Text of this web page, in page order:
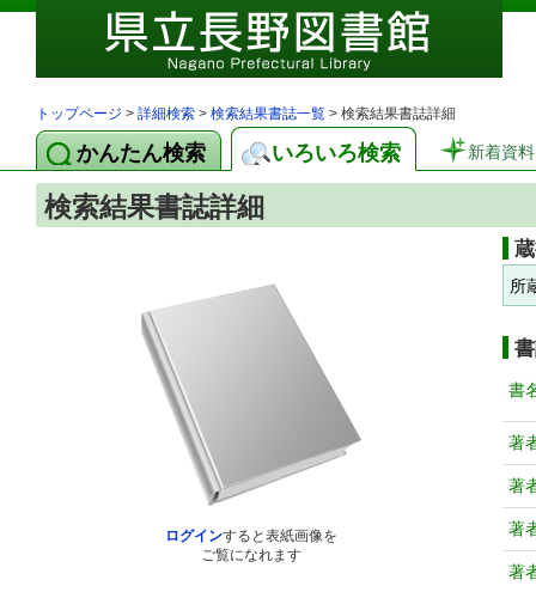
トップページ > 詳細検索 > 検索結果書誌一覧 > 検索結果書誌詳細
かんたん検索 いろいろ検索 新着資料
検索結果書誌詳細
ログインすると表紙画像を
ご覧になれます
所
書
著
著
著
著